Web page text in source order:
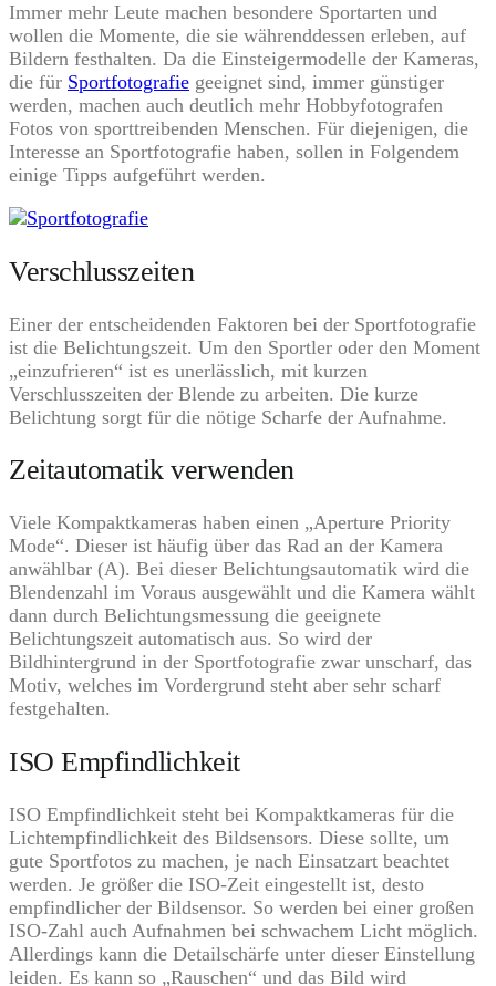
Immer mehr Leute machen besondere Sportarten und
wollen die Momente, die sie währenddessen erleben, auf
Bildern festhalten. Da die Einsteigermodelle der Kameras,
die für Sportfotografie geeignet sind, immer günstiger
werden, machen auch deutlich mehr Hobbyfotografen
Fotos von sporttreibenden Menschen. Für diejenigen, die
Interesse an Sportfotografie haben, sollen in Folgendem
einige Tipps aufgeführt werden.
Verschlusszeiten
Einer der entscheidenden Faktoren bei der Sportfotografie
ist die Belichtungszeit. Um den Sportler oder den Moment
„einzufrieren“ ist es unerlässlich, mit kurzen
Verschlusszeiten der Blende zu arbeiten. Die kurze
Belichtung sorgt für die nötige Scharfe der Aufnahme.
Zeitautomatik verwenden
Viele Kompaktkameras haben einen „Aperture Priority
Mode“. Dieser ist häufig über das Rad an der Kamera
anwählbar (A). Bei dieser Belichtungsautomatik wird die
Blendenzahl im Voraus ausgewählt und die Kamera wählt
dann durch Belichtungsmessung die geeignete
Belichtungszeit automatisch aus. So wird der
Bildhintergrund in der Sportfotografie zwar unscharf, das
Motiv, welches im Vordergrund steht aber sehr scharf
festgehalten.
ISO Empfindlichkeit
ISO Empfindlichkeit steht bei Kompaktkameras für die
Lichtempfindlichkeit des Bildsensors. Diese sollte, um
gute Sportfotos zu machen, je nach Einsatzart beachtet
werden. Je größer die ISO-Zeit eingestellt ist, desto
empfindlicher der Bildsensor. So werden bei einer großen
ISO-Zahl auch Aufnahmen bei schwachem Licht möglich.
Allerdings kann die Detailschärfe unter dieser Einstellung
leiden. Es kann so „Rauschen“ und das Bild wird